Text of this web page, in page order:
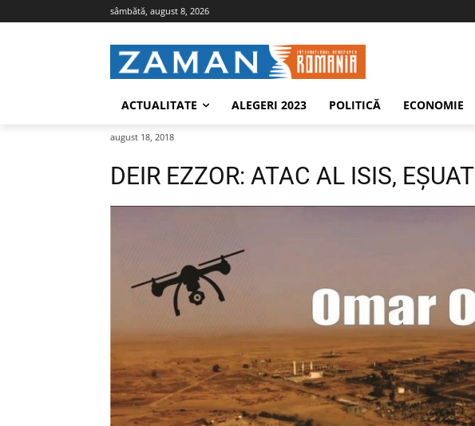
sâmbătă, august 8, 2026
ACTUALITATE ALEGERI 2023 POLITICĂ ECONOMIE
august 18, 2018
DEIR EZZOR: ATAC AL ISIS, EŞUAT